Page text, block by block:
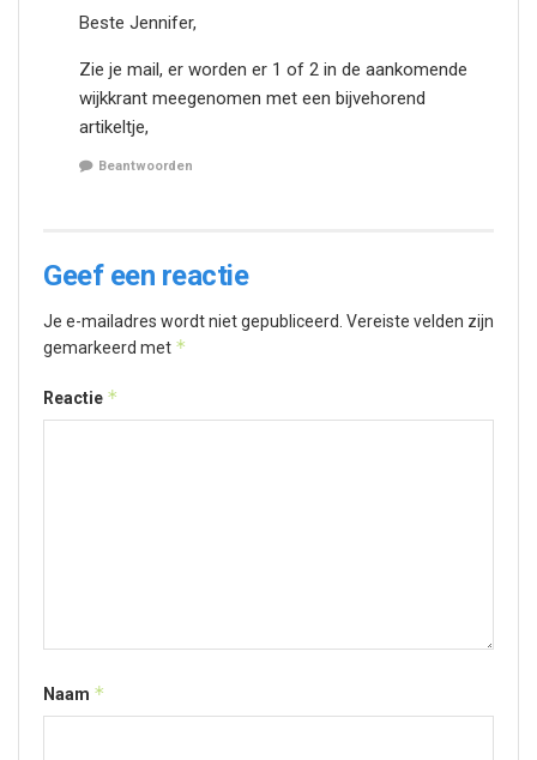
Beste Jennifer,
Zie je mail, er worden er 1 of 2 in de aankomende
wijkkrant meegenomen met een bijvehorend
artikeltje,
Beantwoorden
Geef een reactie
Je e-mailadres wordt niet gepubliceerd. Vereiste velden zijn
gemarkeerd met *
Reactie *
Naam *